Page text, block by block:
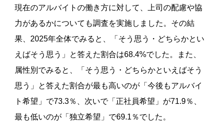
現在のアルバイトの働き方に対して、上司の配慮や協
力があるかについても調査を実施しました。その結
果、2025年全体でみると、「そう思う・どちらかとい
えばそう思う」と答えた割合は68.4%でした。また、
属性別でみると、「そう思う・どちらかといえばそう
思う」と答えた割合が最も高いのが「今後もアルバイ
ト希望」で73.3％、次いで「正社員希望」が71.9％、
最も低いのが「独立希望」で69.1％でした。